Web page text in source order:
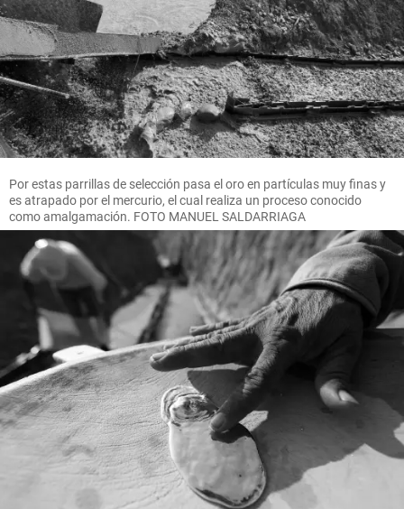
Por estas parrillas de selección pasa el oro en partículas muy finas y
es atrapado por el mercurio, el cual realiza un proceso conocido
como amalgamación. FOTO MANUEL SALDARRIAGA